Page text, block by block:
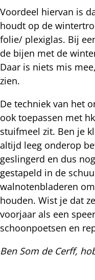
Voordeel hiervan is
houdt op de
folie/ plexiglas. Bij
de bijen met de
Daar is niets mis
zien.
De techniek van het
ook toepassen met
stuifmeel zit. Ben je
altijd leeg onderop
geslingerd en dus
gestapeld in de
walnotenbladeren
houden. Wist je dat
voorjaar als een
schoonpoetsen en
Ben Som de Cerff,